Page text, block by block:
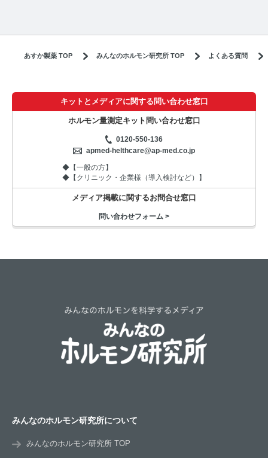
あすか製薬 TOP みんなのホルモン研究所 TOP よくある質問
キットとメディアに関する問い合わせ窓口
ホルモン量測定キット問い合わせ窓口
0120-550-136
apmed-helthcare@ap-med.co.jp
◆【一般の方】
◆【クリニック・企業様（導入検討など）】
メディア掲載に関するお問合せ窓口
問い合わせフォーム >
みんなのホルモン研究所について
みんなのホルモン研究所 TOP